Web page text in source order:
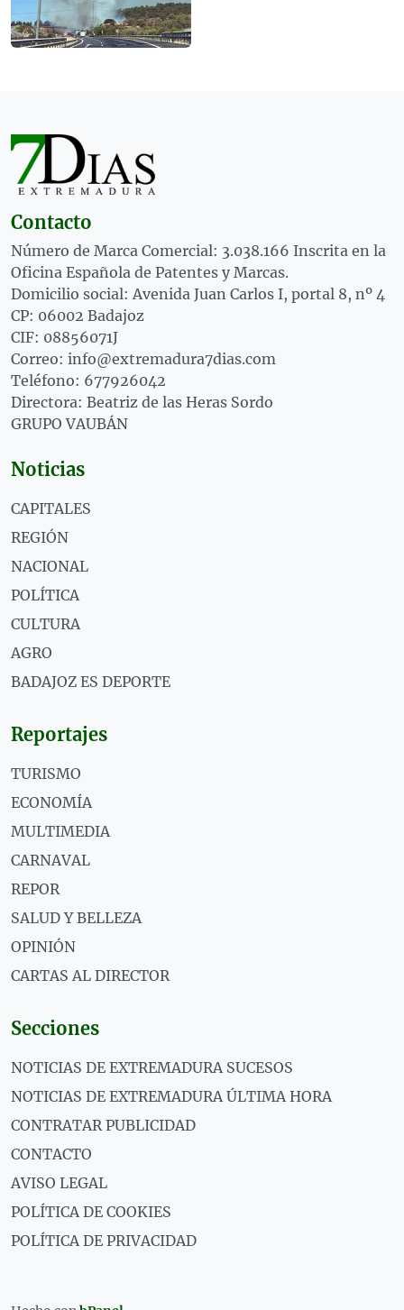
Contacto
Número de Marca Comercial: 3.038.166 Inscrita en la
Oficina Española de Patentes y Marcas.
Domicilio social: Avenida Juan Carlos I, portal 8, nº 4
CP: 06002 Badajoz
CIF: 08856071J
Correo: info@extremadura7dias.com
Teléfono: 677926042
Directora: Beatriz de las Heras Sordo
GRUPO VAUBÁN
Noticias
CAPITALES
REGIÓN
NACIONAL
POLÍTICA
CULTURA
AGRO
BADAJOZ ES DEPORTE
Reportajes
TURISMO
ECONOMÍA
MULTIMEDIA
CARNAVAL
REPOR
SALUD Y BELLEZA
OPINIÓN
CARTAS AL DIRECTOR
Secciones
NOTICIAS DE EXTREMADURA SUCESOS
NOTICIAS DE EXTREMADURA ÚLTIMA HORA
CONTRATAR PUBLICIDAD
CONTACTO
AVISO LEGAL
POLÍTICA DE COOKIES
POLÍTICA DE PRIVACIDAD